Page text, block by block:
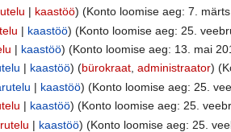
| kaastöö) (Konto loomise aeg: 7.
| kaastöö) (Konto loomise aeg: 25.
| kaastöö) (Konto loomise aeg: 13. mai
| kaastöö) ‏‎ (bürokraat,administraator)
| kaastöö) (Konto loomise aeg: 25.
| kaastöö) (Konto loomise aeg: 25.
| kaastöö) (Konto loomise aeg: 25.